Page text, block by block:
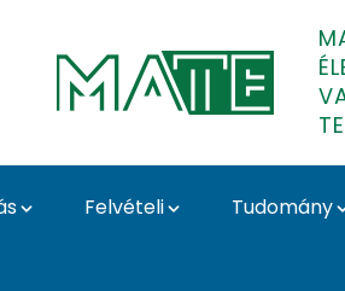
Felvételi Tudomány